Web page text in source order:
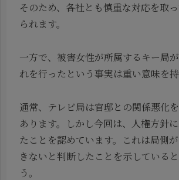
そのため、各社とも慎重な対応を取
られます。
一方で、被害女性が所属するキー局
れを行ったという事実は重い意味を持
通常、テレビ局は官邸との関係悪化
あります。しかし今回は、人権方針
たことを認めています。これは局側
きないと判断したことを示している
う。